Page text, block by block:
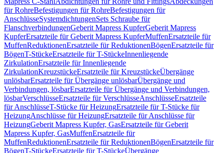
für RohreBefestigungen für RohreBefestigungen für
AnschlüsseSystemdichtungenSets Schraube für
FlanschverbindungenGeberit Mapress KupferGeberit Mapress
KupferErsatzteile für Geberit Mapress KupferMuffenErsatzteile für
MuffenReduktionenErsatzteile für ReduktionenBögenErsatzteile für
BögenT-StückeErsatzteile für T-StückeInnenliegende
ZirkulationErsatzteile für Innenliegende
ZirkulationKreuzstückeErsatzteile für KreuzstückeÜbergänge
unlösbarErsatzteile für Übergänge unlösbarÜbergänge und
Verbindungen, lösbarErsatzteile für Übergänge und Verbindungen,
lösbarVerschlüsseErsatzteile für VerschlüsseAnschlüsseErsatzteile
für AnschlüsseT-Stücke für HeizungErsatzteile für T-Stücke für
HeizungAnschlüsse für HeizungErsatzteile für Anschlüsse für
HeizungGeberit Mapress Kupfer, GasErsatzteile für Geberit
Mapress Kupfer, GasMuffenErsatzteile für
MuffenReduktionenErsatzteile für ReduktionenBögenErsatzteile für
BögenT-StückeErsatzteile für T-StückeÜbergänge